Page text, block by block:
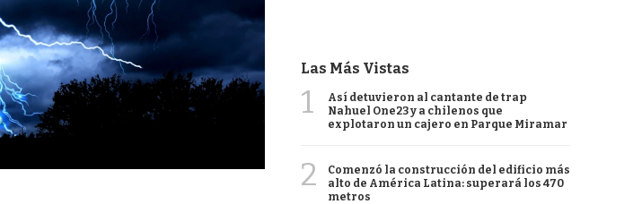
Las Más Vistas
1
Así detuvieron al cantante de trap
Nahuel One23 y a chilenos que
explotaron un cajero en Parque Miramar
2
Comenzó la construcción del edificio más
alto de América Latina: superará los 470
metros